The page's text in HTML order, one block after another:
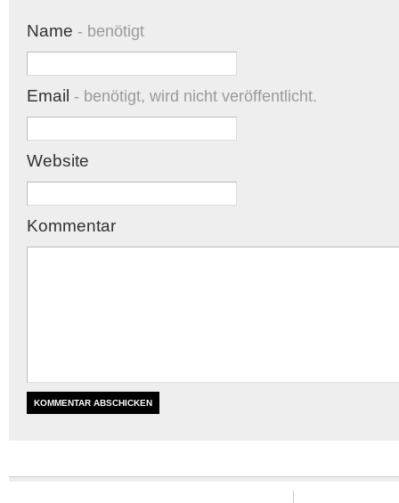
Name - benötigt
Email - benötigt, wird nicht veröffentlicht.
Website
Kommentar